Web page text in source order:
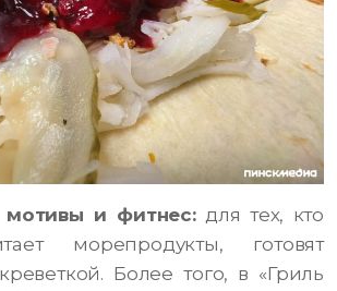
и фитнес:для тех, кто
морепродукты, готовят
Более того, в «Гриль